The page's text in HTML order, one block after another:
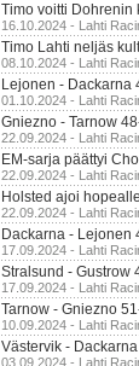
Timo voitti Dohrenin
16.10.2024 - Lahti
Timo Lahti neljäs
08.10.2024 - Lahti
Lejonen - Dackarna
01.10.2024 - Lahti
Gniezno - Tarnow
22.09.2024 - Lahti
EM-sarja päättyi
22.09.2024 - Lahti
Holsted ajoi
22.09.2024 - Lahti
Dackarna - Lejonen
17.09.2024 - Lahti
Stralsund - Gustrow
17.09.2024 - Lahti
Tarnow - Gniezno
10.09.2024 - Lahti
Västervik -
03.09.2024 - Lahti